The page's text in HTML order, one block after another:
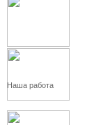
Наша работа